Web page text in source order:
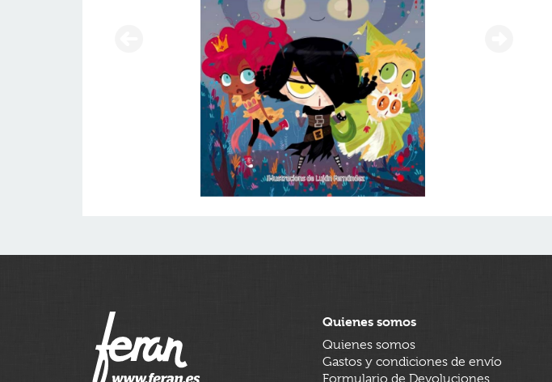
Quienes somos
Quienes somos
Gastos y condiciones de envío
Formulario de Devoluciones